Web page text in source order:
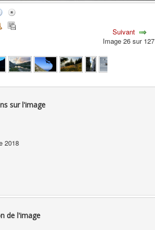
Suivant
Image 26 sur 127
sur l'image
2018
de l'image